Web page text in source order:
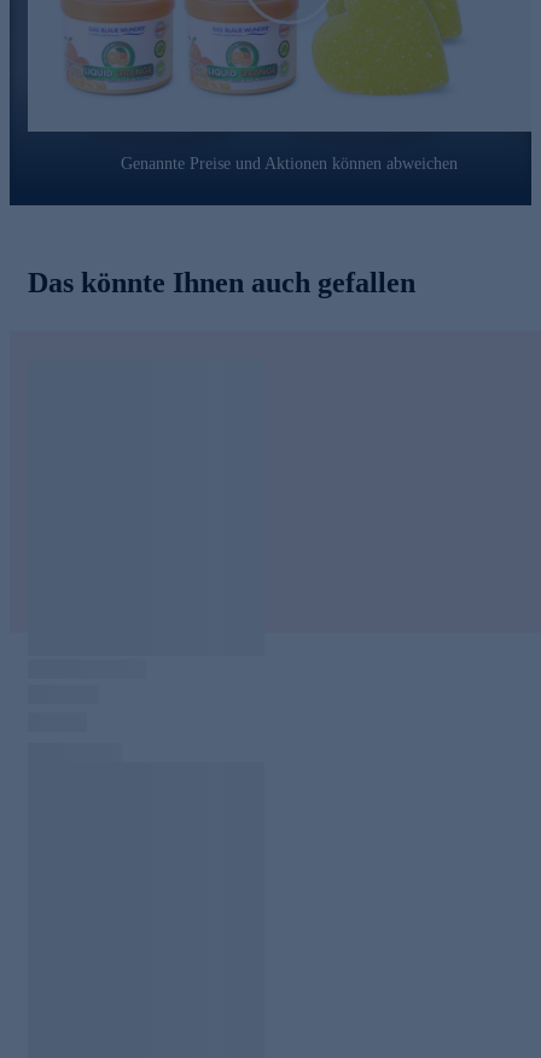
Waschbecken, Autohimmel, Felgen, Kunststoffteile, Boote,
Wohnwagen, Wohnmobile, Gartenmöbel, Pokale, Kupfer,
Tennisschuhe, u.v.m.
Ein cleverer Profi für den Haushalt - gleich online
Genannte Preise und Aktionen können abweichen
Das könnte Ihnen auch gefallen